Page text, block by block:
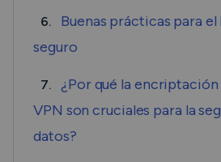
6.
Buenas prácticas para
seguro
7.
¿Por qué la encriptación
VPN son cruciales para la
datos?